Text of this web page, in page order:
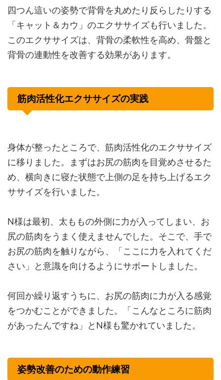
四つん這いの姿勢で背骨を丸めたり反らしたりする
「キャット＆カウ」のエクササイズも行いました。
このエクササイズは、背骨の柔軟性を高め、骨盤と
背骨の連動性を改善する効果があります。
筋肉活性化エクササイズの実践
身体が整ったところで、筋肉活性化のエクササイズ
に移りました。まずはお尻の筋肉を目覚めさせるた
め、横向きに寝た状態で上側の足を持ち上げるエク
ササイズを行いました。
N様は最初、太ももの外側に力が入ってしまい、お
尻の筋肉をうまく使えませんでした。そこで、手で
お尻の筋肉を触りながら、「ここに力を入れてくだ
さい」と意識を向けるようにサポートしました。
何回か繰り返すうちに、お尻の筋肉に力が入る感覚
をつかむことができました。「こんなところに筋肉
があったんですね」とN様も驚かれていました。
姿勢改善のための動作練習